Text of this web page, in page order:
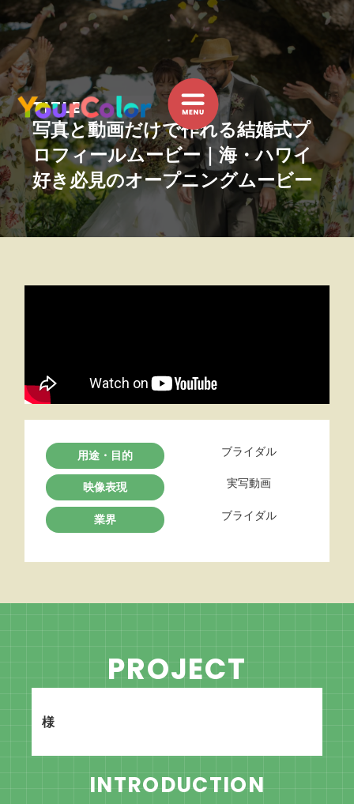
内
容
を
ス
キ
ッ
プ
TITLE
写真と動画だけで作れる結婚式プ
ロフィールムービー｜海・ハワイ
好き必見のオープニングムービー
用途・目的 ブライダル
映像表現 実写動画
業界 ブライダル
PROJECT
様
INTRODUCTION